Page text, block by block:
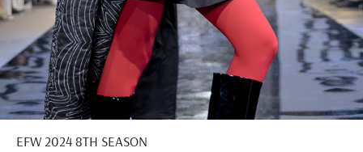
EFW 2024 8TH SEASON